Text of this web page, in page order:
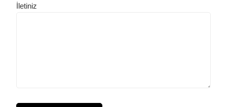
İletiniz